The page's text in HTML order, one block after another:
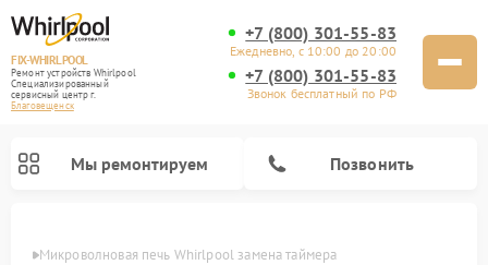
FIX-WHIRLPOOL
Ремонт устройств Whirlpool
Специализированный
cервисный центр г.
Благовещенск
+7 (800) 301-55-83
Ежедневно, с 10:00 до 20:00
+7 (800) 301-55-83
Звонок бесплатный по РФ
Мы ремонтируем Позвонить
Микроволновая печь Whirlpool замена таймера